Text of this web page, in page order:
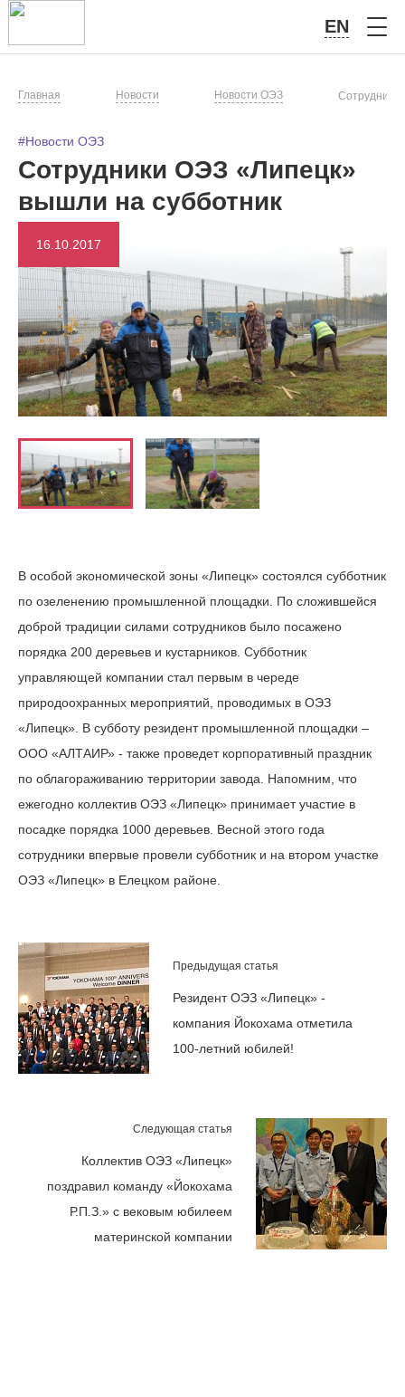
EN
Главная Новости Новости ОЭЗ Сотрудники
#Новости ОЭЗ
Сотрудники ОЭЗ «Липецк»
вышли на субботник
16.10.2017
В особой экономической зоны «Липецк» состоялся субботник
по озеленению промышленной площадки. По сложившейся
доброй традиции силами сотрудников было посажено
порядка 200 деревьев и кустарников. Субботник
управляющей компании стал первым в череде
природоохранных мероприятий, проводимых в ОЭЗ
«Липецк». В субботу резидент промышленной площадки –
ООО «АЛТАИР» - также проведет корпоративный праздник
по облагораживанию территории завода. Напомним, что
ежегодно коллектив ОЭЗ «Липецк» принимает участие в
посадке порядка 1000 деревьев. Весной этого года
сотрудники впервые провели субботник и на втором участке
ОЭЗ «Липецк» в Елецком районе.
Предыдущая статья
Резидент ОЭЗ «Липецк» -
компания Йокохама отметила
100-летний юбилей!
Следующая статья
Коллектив ОЭЗ «Липецк»
поздравил команду «Йокохама
Р.П.З.» с вековым юбилеем
материнской компании